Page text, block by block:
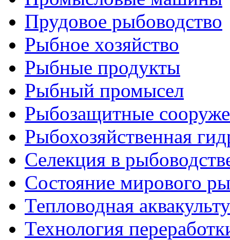
Прудовое рыбоводство
Рыбное хозяйство
Рыбные продукты
Рыбный промысел
Рыбозащитные
Рыбохозяйственная
Селекция в
Состояние мирового
Тепловодная
Технология